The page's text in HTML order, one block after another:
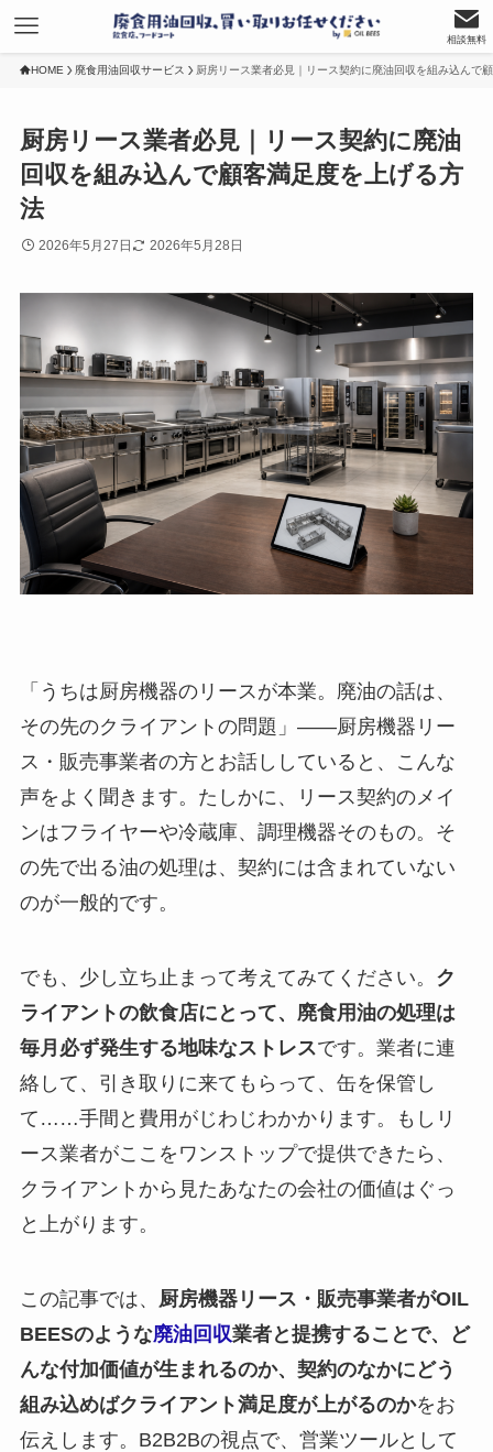
相談無料
HOME 廃食用油回収サービス 厨房リース業者必見｜リース契約に廃油回収を組み込んで
厨房リース業者必見｜リース契約に廃油
回収を組み込んで顧客満足度を上げる方
法
2026年5月27日 2026年5月28日
「うちは厨房機器のリースが本業。廃油の話は、
その先のクライアントの問題」——厨房機器リー
ス・販売事業者の方とお話ししていると、こんな
声をよく聞きます。たしかに、リース契約のメイ
ンはフライヤーや冷蔵庫、調理機器そのもの。そ
の先で出る油の処理は、契約には含まれていない
のが一般的です。
でも、少し立ち止まって考えてみてください。 ク
ライアントの飲食店にとって、廃食用油の処理は
毎月必ず発生する地味なストレスです。業者に連
絡して、引き取りに来てもらって、缶を保管し
て……手間と費用がじわじわかかります。もしリ
ース業者がここをワンストップで提供できたら、
クライアントから見たあなたの会社の価値はぐっ
と上がります。
この記事では、
厨房機器リース・販売事業者がOIL
BEESのような廃油回収業者と提携することで、ど
んな付加価値が生まれるのか、契約のなかにどう
組み込めばクライアント満足度が上がるのかをお
伝えします。B2B2Bの視点で、営業ツールとして